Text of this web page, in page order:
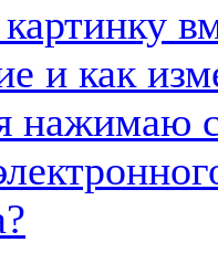
и как
нажимаю